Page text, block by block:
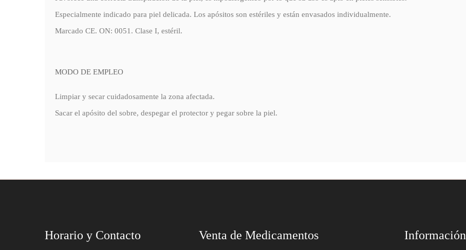
Especialmente indicado para piel delicada. Los apósitos son estériles y están envasados individualmente.
Marcado CE. ON: 0051. Clase I, estéril.
MODO DE EMPLEO
Limpiar y secar cuidadosamente la zona afectada.
Sacar el apósito del sobre, despegar el protector y pegar sobre la piel.
Horario y Contacto Venta de Medicamentos Información